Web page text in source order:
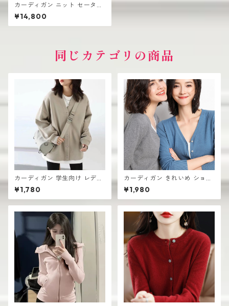
カーディガン ニット セーター
レディース おしゃれ 可愛い シ
ンプル
¥14,800
同じカテゴリの商品
カーディガン 学生向け レディ
ース 無地デザイン 高見え おし
ゃれ vネック
¥1,780
カーディガン きれいめ ショー
ト丈 レディース 羽織り 軽量
無地デザイン ニット
¥1,980